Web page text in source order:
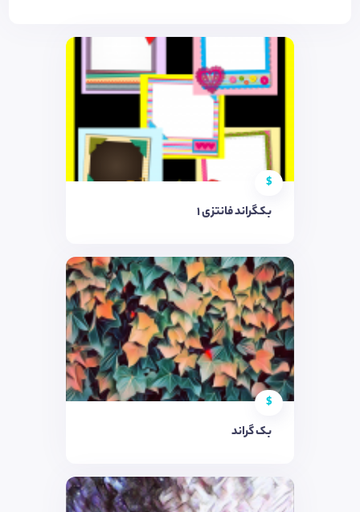
$
بکگراند فانتزی 1
$
بک گراند